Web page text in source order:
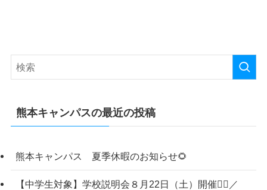
熊本キャンパスの最近の投稿
熊本キャンパス 夏季休暇のお知らせ🌻
【中学生対象】学校説明会８月22日（土）開催💁‍♀️／